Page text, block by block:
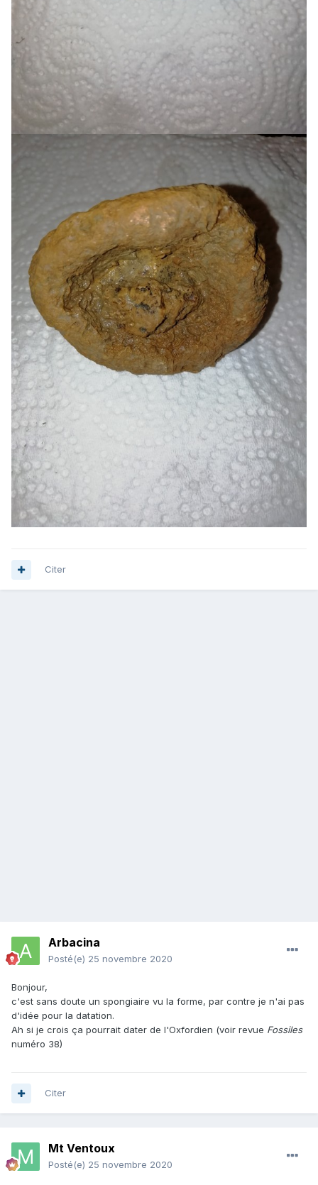
Citer
Arbacina
Posté(e) 25 novembre 2020
Bonjour,
c'est sans doute un spongiaire vu la forme, par contre je n'ai pas
d'idée pour la datation.
Ah si je crois ça pourrait dater de l'Oxfordien (voir revue Fossiles
numéro 38)
Citer
Mt Ventoux
Posté(e) 25 novembre 2020